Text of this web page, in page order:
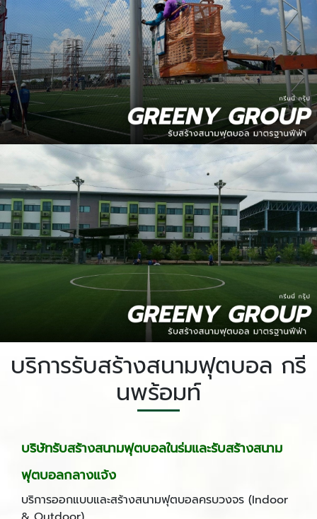
บริการรับสร้างสนามฟุตบอล กรี
นพร้อมท์
บริษัทรับสร้างสนามฟุตบอลในร่มและรับสร้างสนาม
ฟุตบอลกลางแจ้ง
บริการออกแบบและสร้างสนามฟุตบอลครบวงจร (Indoor